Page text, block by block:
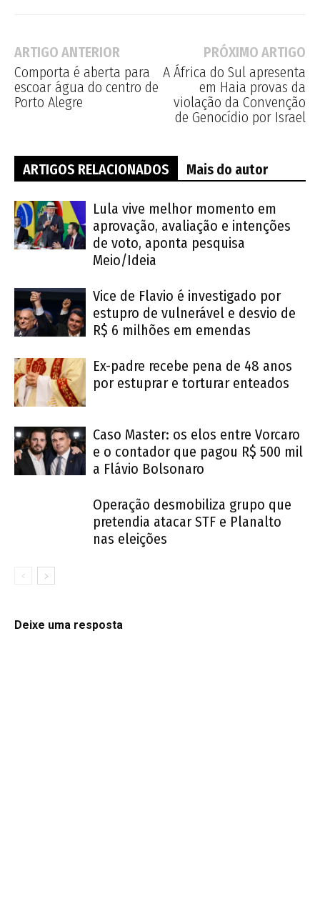
ARTIGO ANTERIOR
Comporta é aberta para
escoar água do centro de
Porto Alegre
PRÓXIMO ARTIGO
A África do Sul apresenta
em Haia provas da
violação da Convenção
de Genocídio por Israel
ARTIGOS RELACIONADOS Mais do autor
Lula vive melhor momento em
aprovação, avaliação e intenções
de voto, aponta pesquisa
Meio/Ideia
Vice de Flavio é investigado por
estupro de vulnerável e desvio de
R$ 6 milhões em emendas
Ex-padre recebe pena de 48 anos
por estuprar e torturar enteados
Caso Master: os elos entre Vorcaro
e o contador que pagou R$ 500 mil
a Flávio Bolsonaro
Operação desmobiliza grupo que
pretendia atacar STF e Planalto
nas eleições
Deixe uma resposta